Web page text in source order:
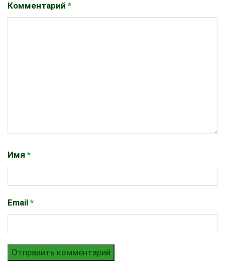
Комментарий *
Имя *
Email *